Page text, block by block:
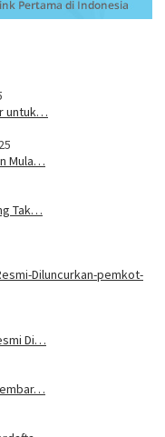
untuk…
Mula…
Tak…
Di…